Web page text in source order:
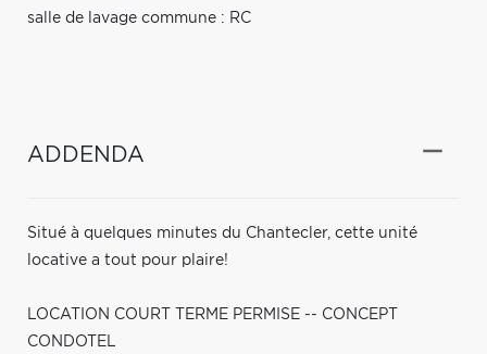
salle de lavage commune : RC
ADDENDA
Situé à quelques minutes du Chantecler, cette unité
locative a tout pour plaire!
LOCATION COURT TERME PERMISE -- CONCEPT
CONDOTEL